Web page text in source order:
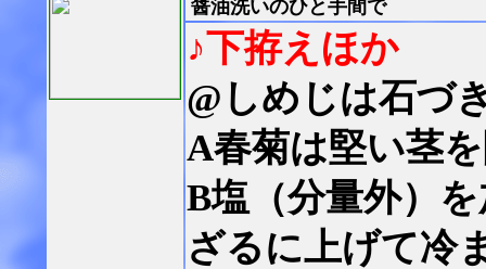
醤油洗いのひと手間で
♪下拵えほか
@しめじは石づ
A春菊は堅い茎
B塩（分量外）
ざるに上げて冷